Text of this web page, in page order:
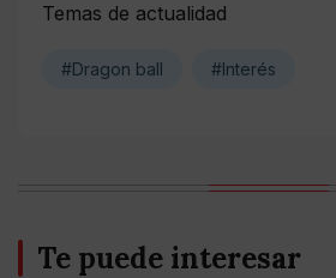
Temas de actualidad
#Dragon ball #Interés
Te puede interesar